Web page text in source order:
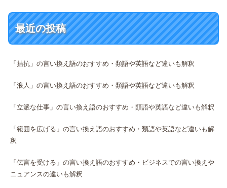
最近の投稿
「拮抗」の言い換え語のおすすめ・類語や英語など違いも解釈
「浪人」の言い換え語のおすすめ・類語や英語など違いも解釈
「立派な仕事」の言い換え語のおすすめ・類語や英語など違いも解釈
「範囲を広げる」の言い換え語のおすすめ・類語や英語など違いも解
釈
「伝言を受ける」の言い換え語のおすすめ・ビジネスでの言い換えや
ニュアンスの違いも解釈